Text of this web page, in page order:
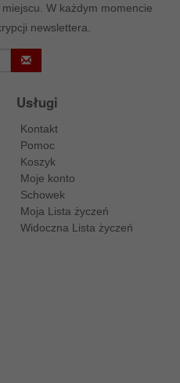
W każdym momencie
newslettera.
Usługi
Kontakt
Pomoc
Koszyk
Moje konto
Schowek
Moja Lista życzeń
Widoczna Lista życzeń